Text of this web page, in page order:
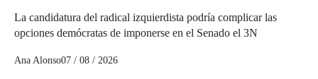
La candidatura del radical izquierdista podría complicar las
opciones demócratas de imponerse en el Senado el 3N
Ana Alonso07 / 08 / 2026